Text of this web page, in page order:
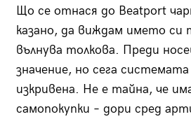
Що се отнася до Beatport
казано, да виждам името си
вълнува толкова. Преди
значение, но сега системата
изкривена. Не е тайна, че
самопокупки – дори сред